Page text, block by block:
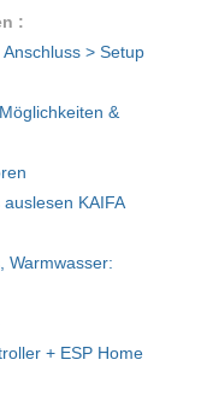
:
> Setup
&
KAIFA
Warmwasser:
+ ESP Home